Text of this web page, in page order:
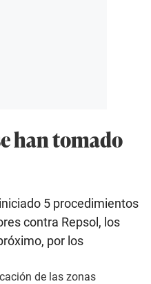
han tomado
5 procedimientos
contra Repsol, los
por los
de las zonas